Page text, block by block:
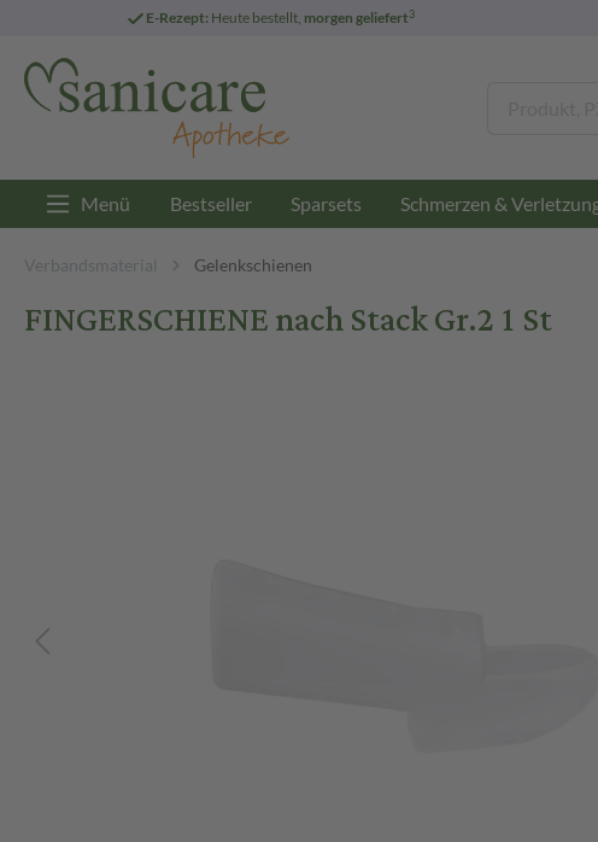
E-Rezept: Heute bestellt, morgen geliefert3
Menü Bestseller Sparsets Schmerzen &
Verbandsmaterial Gelenkschienen
FINGERSCHIENE nach Stack Gr.2 1 St